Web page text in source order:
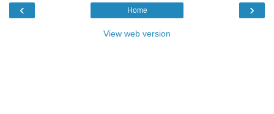
‹ ›
Home
View web version